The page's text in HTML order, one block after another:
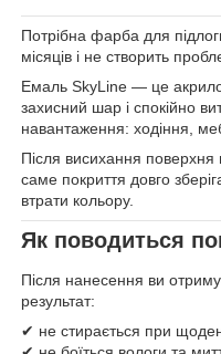
Потрібна фарба для
місяців і не створить
Емаль SkyLine — це
захисний шар і спокійно
навантаження: ходіння,
Після висихання
саме покриття довго
втрати кольору.
Як поводиться
Після нанесення ви
результат:
✔ не стирається при